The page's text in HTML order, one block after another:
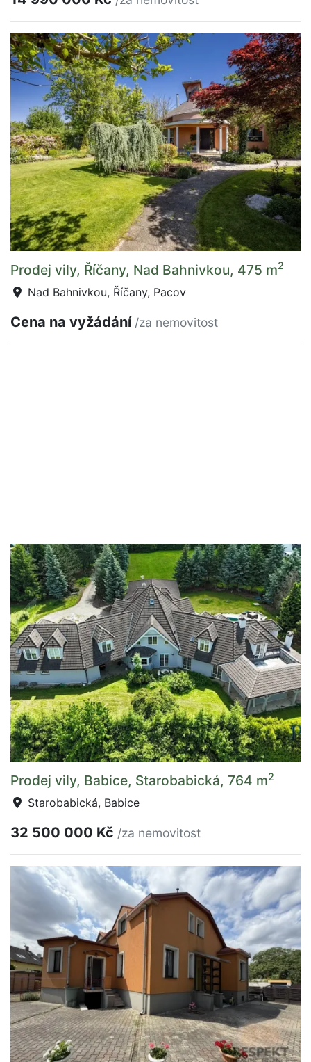
Prodej vily, Říčany, Nad Bahnivkou, 475 m2
Nad Bahnivkou, Říčany, Pacov
Cena na vyžádání /za nemovitost
Prodej vily, Babice, Starobabická, 764 m2
Starobabická, Babice
32 500 000 Kč /za nemovitost